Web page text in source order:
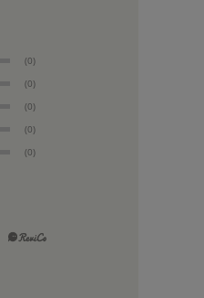
(0)
(0)
(0)
(0)
(0)